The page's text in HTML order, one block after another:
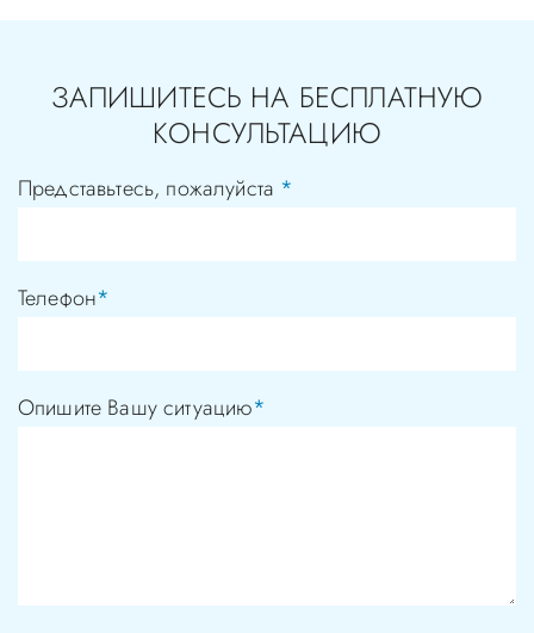
ЗАПИШИТЕСЬ НА БЕСПЛАТНУЮ
КОНСУЛЬТАЦИЮ
Представьтесь, пожалуйста *
Телефон*
Опишите Вашу ситуацию*